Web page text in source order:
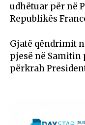
udhëtuar për në
Republikës
Gjatë qëndrimit
pjesë në
përkrah